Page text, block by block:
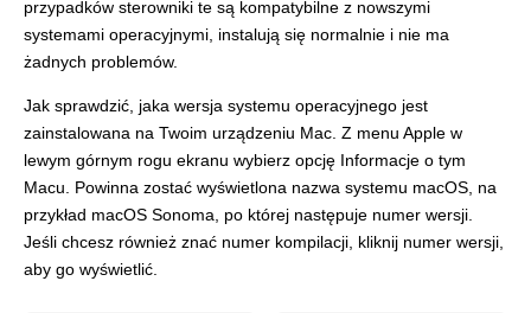
przypadków sterowniki te są kompatybilne z nowszymi
systemami operacyjnymi, instalują się normalnie i nie ma
żadnych problemów.
Jak sprawdzić, jaka wersja systemu operacyjnego jest
zainstalowana na Twoim urządzeniu Mac. Z menu Apple w
lewym górnym rogu ekranu wybierz opcję Informacje o tym
Macu. Powinna zostać wyświetlona nazwa systemu macOS, na
przykład macOS Sonoma, po której następuje numer wersji.
Jeśli chcesz również znać numer kompilacji, kliknij numer wersji,
aby go wyświetlić.